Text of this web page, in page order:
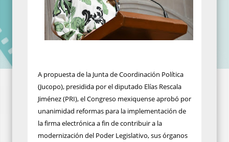
A propuesta de la Junta de Coordinación Política
(Jucopo), presidida por el diputado Elías Rescala
Jiménez (PRI), el Congreso mexiquense aprobó por
unanimidad reformas para la implementación de
la firma electrónica a fin de contribuir a la
modernización del Poder Legislativo, sus órganos